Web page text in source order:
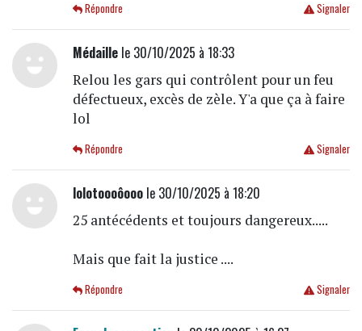
Signaler
Répondre
Médaillele 30/10/2025 à 18:33
Relou les gars qui contrôlent pour un feu
défectueux, excès de zèle. Y'a que ça à faire
lol
Signaler
Répondre
lolotoooôooole 30/10/2025 à 18:20
25 antécédents et toujours dangereux.....
Mais que fait la justice ....
Signaler
Répondre